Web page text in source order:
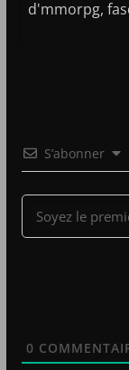
d'mmorpg,
S’abonner
0